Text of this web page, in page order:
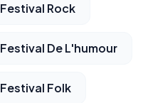
Festival Rock
Festival De L'humour
Festival Folk